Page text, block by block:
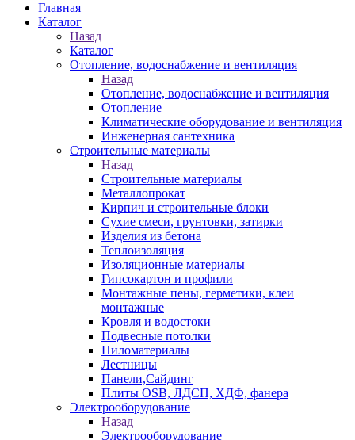
Главная
Каталог
Назад
Каталог
Отопление, водоснабжение и вентиляция
Назад
Отопление, водоснабжение и вентиляция
Отопление
Климатические оборудование и вентиляция
Инженерная сантехника
Строительные материалы
Назад
Строительные материалы
Металлопрокат
Кирпич и строительные блоки
Сухие смеси, грунтовки, затирки
Изделия из бетона
Теплоизоляция
Изоляционные материалы
Гипсокартон и профили
Монтажные пены, герметики, клеи
монтажные
Кровля и водостоки
Подвесные потолки
Пиломатериалы
Лестницы
Панели,Сайдинг
Плиты OSB, ЛДСП, ХДФ, фанера
Электрооборудование
Назад
Электрооборудование